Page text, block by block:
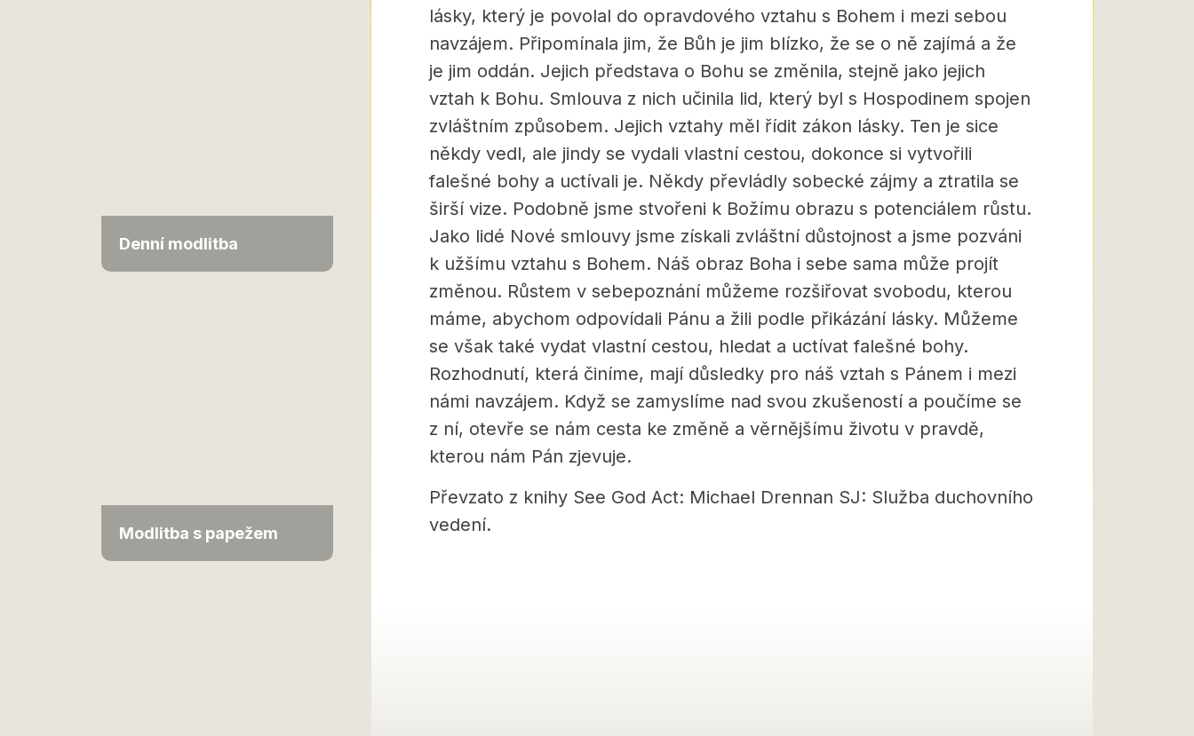
Denní modlitba
Modlitba s papežem
lásky, který je povolal do opravdového vztahu s Bohem i mezi sebou
navzájem. Připomínala jim, že Bůh je jim blízko, že se o ně zajímá a že
je jim oddán. Jejich představa o Bohu se změnila, stejně jako jejich
vztah k Bohu. Smlouva z nich učinila lid, který byl s Hospodinem spojen
zvláštním způsobem. Jejich vztahy měl řídit zákon lásky. Ten je sice
někdy vedl, ale jindy se vydali vlastní cestou, dokonce si vytvořili
falešné bohy a uctívali je. Někdy převládly sobecké zájmy a ztratila se
širší vize. Podobně jsme stvořeni k Božímu obrazu s potenciálem růstu.
Jako lidé Nové smlouvy jsme získali zvláštní důstojnost a jsme pozváni
k užšímu vztahu s Bohem. Náš obraz Boha i sebe sama může projít
změnou. Růstem v sebepoznání můžeme rozšiřovat svobodu, kterou
máme, abychom odpovídali Pánu a žili podle přikázání lásky. Můžeme
se však také vydat vlastní cestou, hledat a uctívat falešné bohy.
Rozhodnutí, která činíme, mají důsledky pro náš vztah s Pánem i mezi
námi navzájem. Když se zamyslíme nad svou zkušeností a poučíme se
z ní, otevře se nám cesta ke změně a věrnějšímu životu v pravdě,
kterou nám Pán zjevuje.
Převzato z knihy See God Act: Michael Drennan SJ: Služba duchovního
vedení.